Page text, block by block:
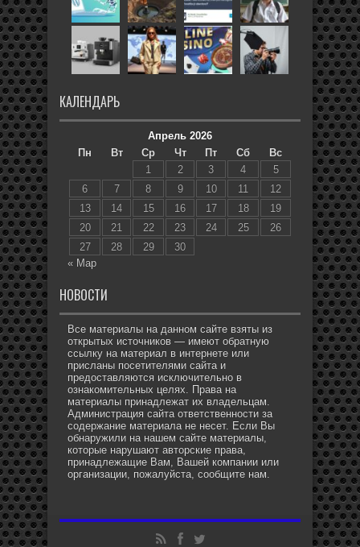
КАЛЕНДАРЬ
Апрель 2026
Пн
Вт Ср Чт Пт Сб
Вс
1
2 3 4
5
6
7 8 9 10 11
12
13
14 15 16 17 18
19
20
21 22 23 24 25
26
27
28 29
30
« Мар
НОВОСТИ
Все материалы на данном сайте взяты из
открытых источников — имеют обратную
ссылку на материал в интернете или
присланы посетителями сайта и
предоставляются исключительно в
ознакомительных целях. Права на
материалы принадлежат их владельцам.
Администрация сайта ответственности за
содержание материала не несет. Если Вы
обнаружили на нашем сайте материалы,
которые нарушают авторские права,
принадлежащие Вам, Вашей компании или
организации, пожалуйста, сообщите нам.